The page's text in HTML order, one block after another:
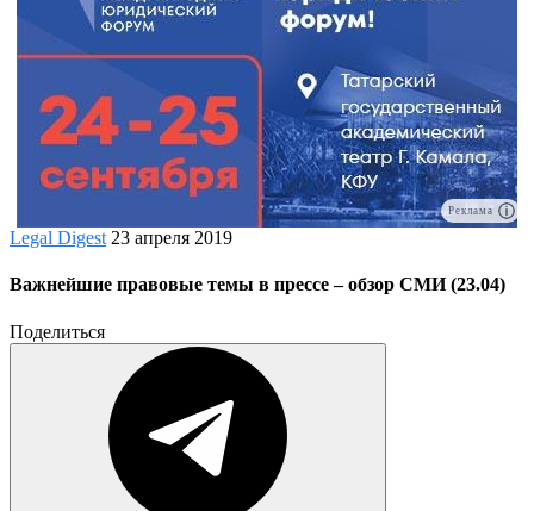
Реклама
Legal Digest 23 апреля 2019
Важнейшие правовые темы в прессе – обзор СМИ (23.04)
Поделиться